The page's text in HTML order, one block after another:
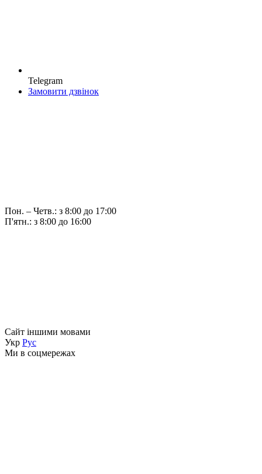
Telegram
Замовити дзвінок
Пон. – Четв.: з 8:00 до 17:00
П'ятн.: з 8:00 до 16:00
Сайт іншими мовами
Укр Рус
Ми в соцмережах